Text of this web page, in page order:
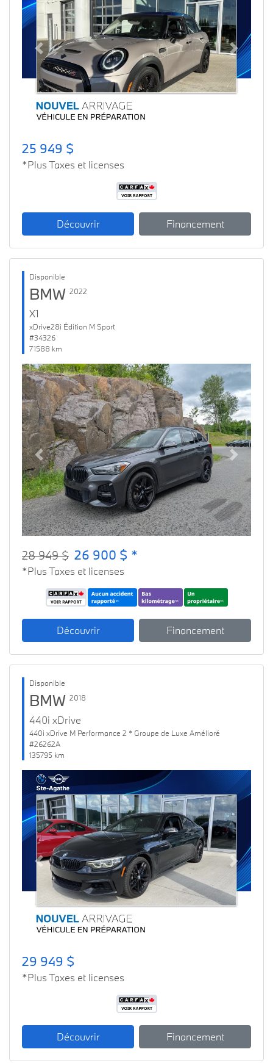
Previous Next
25 949 $
*Plus Taxes et licenses
Découvrir Financement
Disponible
BMW 2022
X1
xDrive28i Édition M Sport
#34326
71588 km
Previous Next
28 949 $ 26 900 $ *
*Plus Taxes et licenses
Découvrir Financement
Disponible
BMW 2018
440i xDrive
440i xDrive M Performance 2 * Groupe de Luxe Amélioré
#26262A
135795 km
Previous Next
29 949 $
*Plus Taxes et licenses
Découvrir Financement